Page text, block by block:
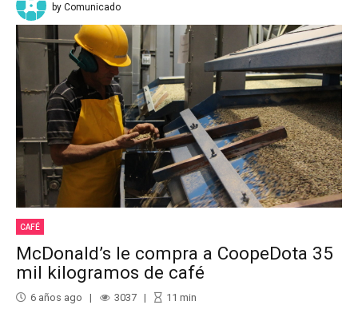
by Comunicado
CAFÉ
McDonald’s le compra a CoopeDota 35
mil kilogramos de café
6 años ago 3037 11 min